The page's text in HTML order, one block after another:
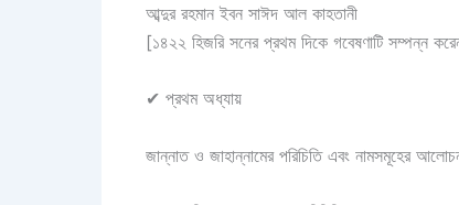
আব্দুর রহমান ইবন সাঈদ আল কাহতানী
[১৪২২ হিজরি সনের প্রথম দিকে গবেষণাটি সম্পন্ন
✔ প্রথম অধ্যায়
জান্নাত ও জাহান্নামের পরিচিতি এবং নামসমূহের